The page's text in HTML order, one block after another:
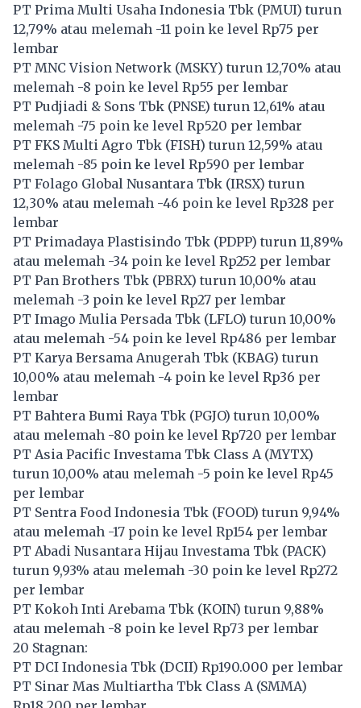
PT Prima Multi Usaha Indonesia Tbk (PMUI) turun
12,79% atau melemah -11 poin ke level Rp75 per
lembar
PT MNC Vision Network (MSKY) turun 12,70% atau
melemah -8 poin ke level Rp55 per lembar
PT Pudjiadi & Sons Tbk (PNSE) turun 12,61% atau
melemah -75 poin ke level Rp520 per lembar
PT FKS Multi Agro Tbk (FISH) turun 12,59% atau
melemah -85 poin ke level Rp590 per lembar
PT Folago Global Nusantara Tbk (IRSX) turun
12,30% atau melemah -46 poin ke level Rp328 per
lembar
PT Primadaya Plastisindo Tbk (PDPP) turun 11,89%
atau melemah -34 poin ke level Rp252 per lembar
PT Pan Brothers Tbk (PBRX) turun 10,00% atau
melemah -3 poin ke level Rp27 per lembar
PT Imago Mulia Persada Tbk (LFLO) turun 10,00%
atau melemah -54 poin ke level Rp486 per lembar
PT Karya Bersama Anugerah Tbk (KBAG) turun
10,00% atau melemah -4 poin ke level Rp36 per
lembar
PT Bahtera Bumi Raya Tbk (PGJO) turun 10,00%
atau melemah -80 poin ke level Rp720 per lembar
PT Asia Pacific Investama Tbk Class A (MYTX)
turun 10,00% atau melemah -5 poin ke level Rp45
per lembar
PT Sentra Food Indonesia Tbk (FOOD) turun 9,94%
atau melemah -17 poin ke level Rp154 per lembar
PT Abadi Nusantara Hijau Investama Tbk (PACK)
turun 9,93% atau melemah -30 poin ke level Rp272
per lembar
PT Kokoh Inti Arebama Tbk (KOIN) turun 9,88%
atau melemah -8 poin ke level Rp73 per lembar
20 Stagnan:
PT DCI Indonesia Tbk (DCII) Rp190.000 per lembar
PT Sinar Mas Multiartha Tbk Class A (SMMA)